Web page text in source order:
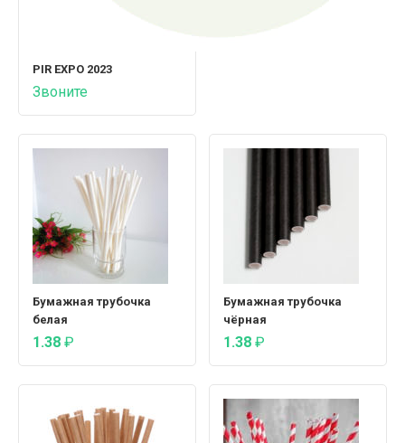
PIR EXPO 2023
Звоните
Бумажная трубочка
белая
1.38 ₽
Бумажная трубочка
чёрная
1.38 ₽